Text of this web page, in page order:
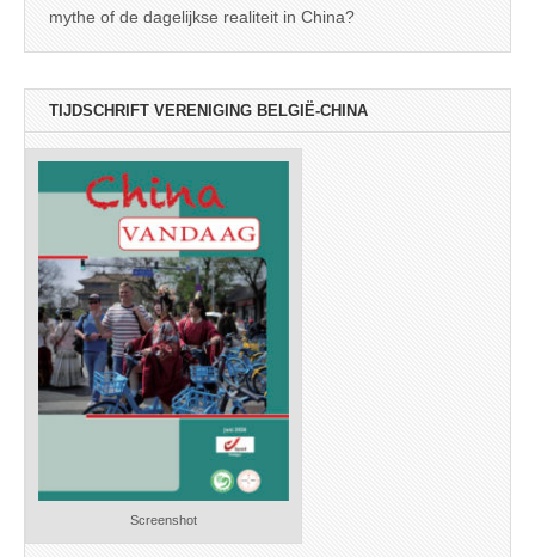
mythe of de dagelijkse realiteit in China?
TIJDSCHRIFT VERENIGING BELGIË-CHINA
Screenshot